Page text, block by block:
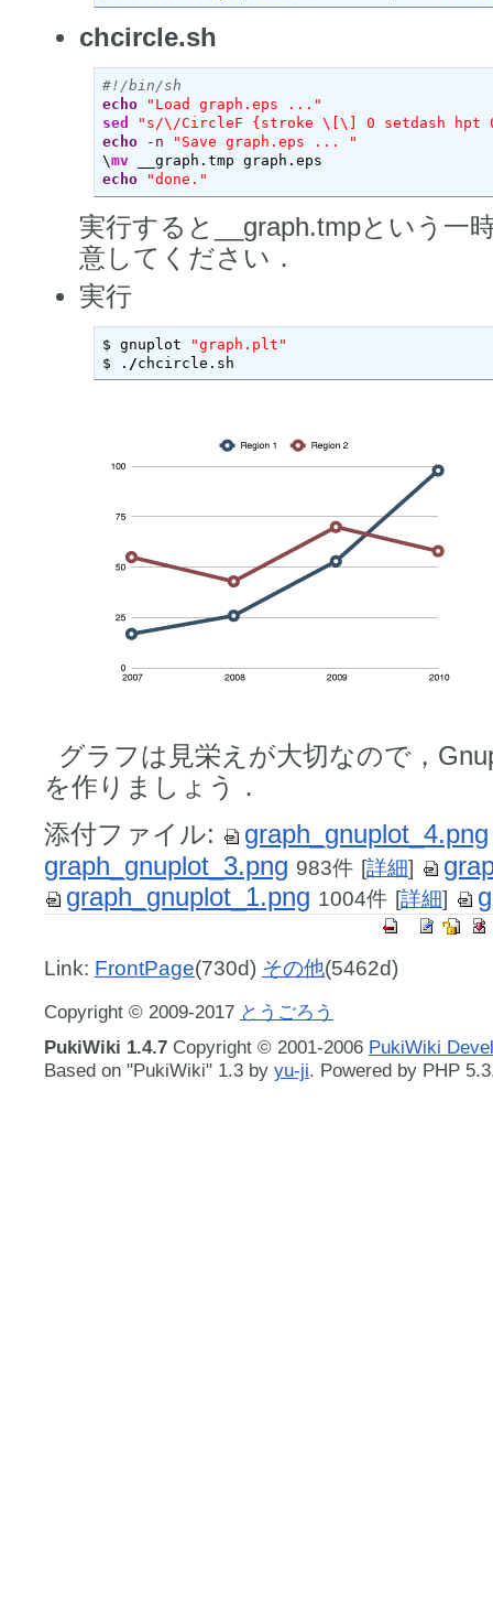
chcircle.sh
#!/bin/sh
echo
"Load graph.eps ..."
sed
"s/\/CircleF {stroke \[\] 0 setdash hpt
echo
-n
"Save graph.eps ... "
\mv
echo
"done."
実行すると__graph.tmpという一
意してください．
実行
$ gnuplot
"graph.plt"
$ . /chcircle.sh
グラフは見栄えが大切なので，
を作りましょう．
添付ファイル:
graph_gnuplot_4.png
graph_gnuplot_3.png 983件 [詳細]
graph_gnuplot_1.png 1004件 [詳細]
Link: FrontPage(730d) その他(5462d)
Copyright © 2009-2017 とうごろう
PukiWiki 1.4.7 Copyright © 2001-2006 PukiWiki
Based on "PukiWiki" 1.3 by yu-ji . Powered by PHP